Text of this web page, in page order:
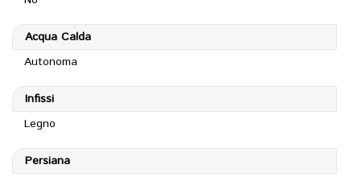
Acqua Calda
Autonoma
Infissi
Legno
Persiana